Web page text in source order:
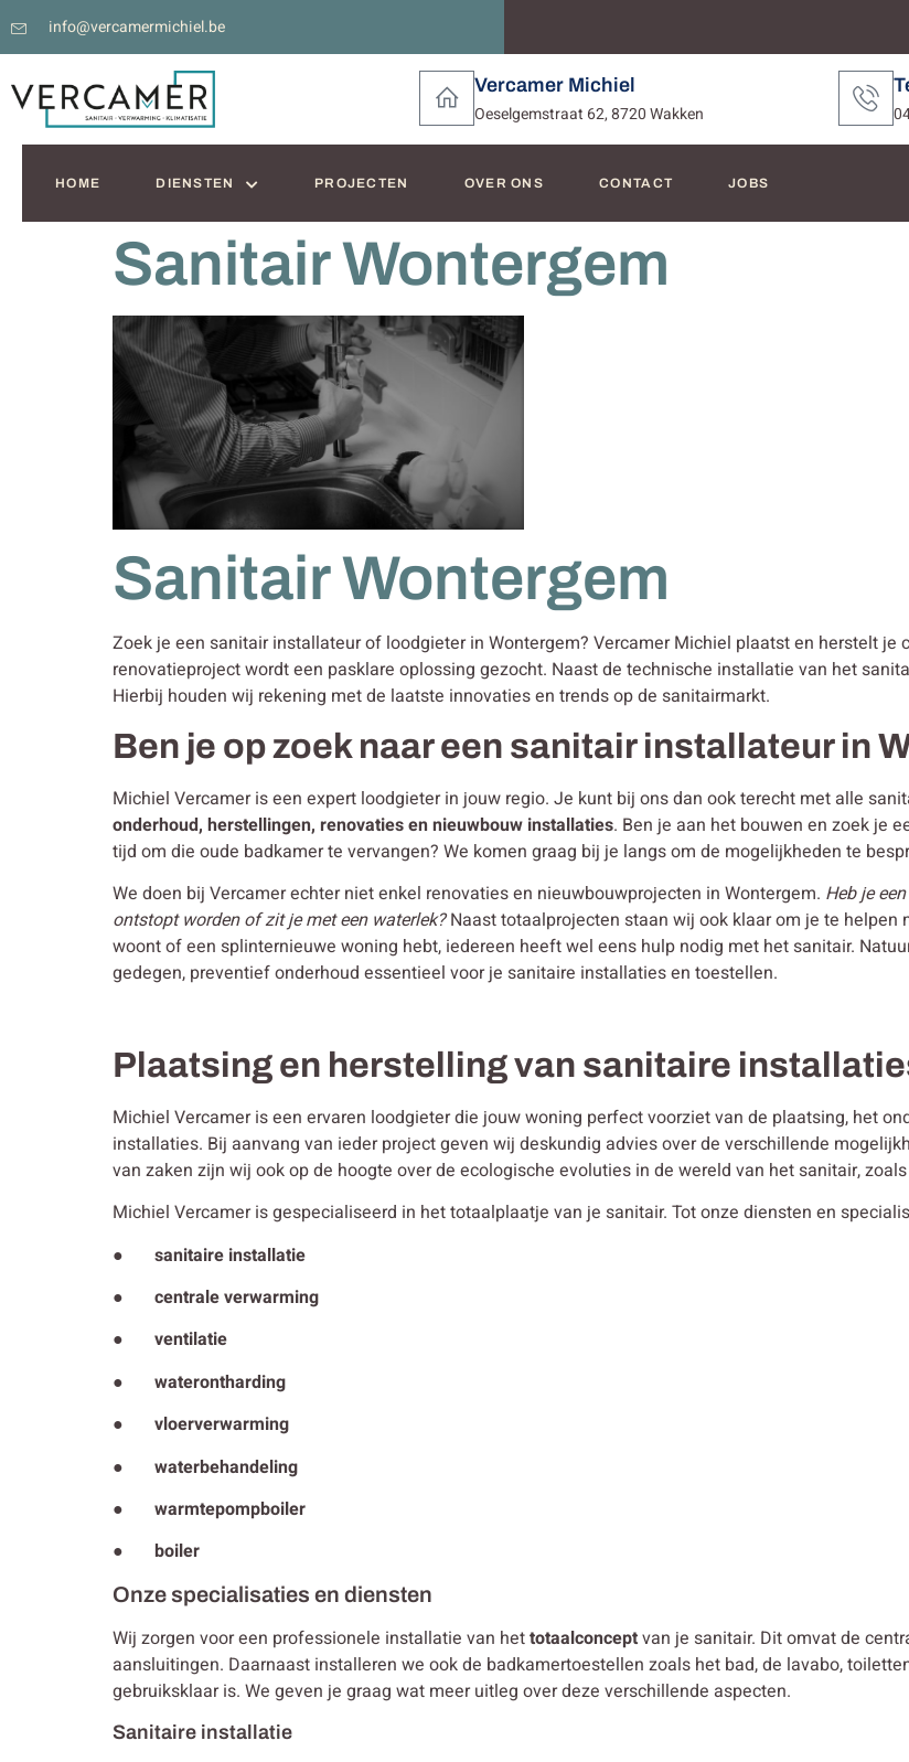
info@vercamermichiel.be
Vercamer Michiel
Oeselgemstraat 62, 8720 Wakken
HOME DIENSTEN PROJECTEN OVER ONS CONTACT JOBS
Sanitair Wontergem
Sanitair Wontergem
Zoek je een sanitair installateur of loodgieter in Wontergem? Vercamer Michiel plaatst en herstelt
renovatieproject wordt een pasklare oplossing gezocht. Naast de technische installatie van het
Hierbij houden wij rekening met de laatste innovaties en trends op de sanitairmarkt.
Ben je op zoek naar een sanitair installateur in
Michiel Vercamer is een expert loodgieter in jouw regio. Je kunt bij ons dan ook terecht met alle
onderhoud, herstellingen, renovaties en nieuwbouw installaties. Ben je aan het bouwen en zoek je
tijd om die oude badkamer te vervangen? We komen graag bij je langs om de mogelijkheden te
We doen bij Vercamer echter niet enkel renovaties en nieuwbouwprojecten in Wontergem. Heb je
ontstopt worden of zit je met een waterlek?Naast totaalprojecten staan wij ook klaar om je te helpen
woont of een splinternieuwe woning hebt, iedereen heeft wel eens hulp nodig met het sanitair.
gedegen, preventief onderhoud essentieel voor je sanitaire installaties en toestellen.
Plaatsing en herstelling van sanitaire
Michiel Vercamer is een ervaren loodgieter die jouw woning perfect voorziet van de plaatsing, het
installaties. Bij aanvang van ieder project geven wij deskundig advies over de verschillende
van zaken zijn wij ook op de hoogte over de ecologische evoluties in de wereld van het sanitair,
Michiel Vercamer is gespecialiseerd in het totaalplaatje van je sanitair. Tot onze diensten en
● sanitaire installatie
● centrale verwarming
● ventilatie
● waterontharding
● vloerverwarming
● waterbehandeling
● warmtepompboiler
● boiler
Onze specialisaties en diensten
Wij zorgen voor een professionele installatie van hettotaalconceptvan je sanitair. Dit omvat de
aansluitingen. Daarnaast installeren we ook de badkamertoestellen zoals het bad, de lavabo,
gebruiksklaar is. We geven je graag wat meer uitleg over deze verschillende aspecten.
Sanitaire installatie